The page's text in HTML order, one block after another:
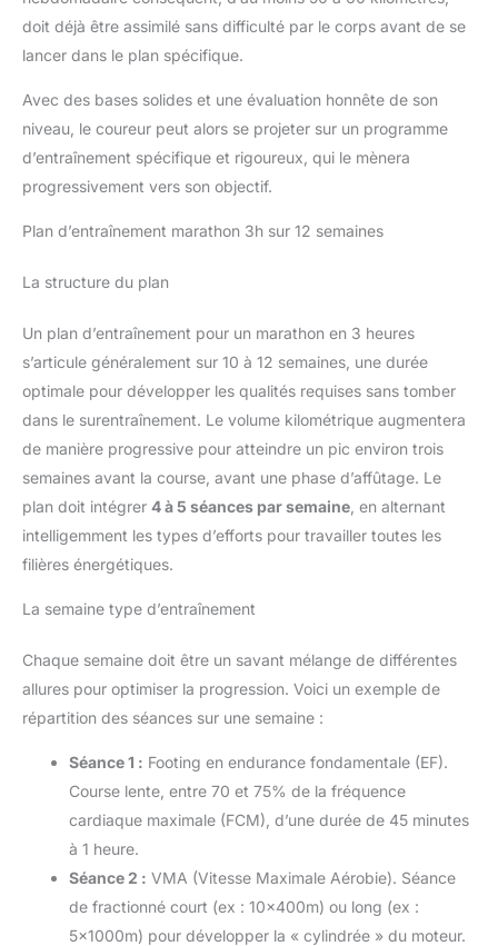
montre connectee permet un suivi de la fréquence cardiaque
tout au long de la journée et sous l'eau, pour des mesures plus
rapides et plus précises. Il suit les changements en temps réel
et envoie des notifications en cas de dépassement des valeurs
profond, sommeil léger et sommeil paradoxal) pour optimiser
sang (SpO2) pour un aperçu complet de votre condition
physique 【Autonomie Longue Durée】Cette montre connecté
est équipée d'une batterie intégrée de 300 mAh, rechargeable
en seulement 2 heures et offrant jusqu'à 7 jours d'autonomie.
Compatible avec tous les iPhone et Android des 8 dernières
fournissons également des manuels d'utilisation, des tutoriels
meilleure solution pour résoudre les problèmes. Nous sommes
doit déjà être assimilé sans difficulté par le corps avant de se
lancer dans le plan spécifique.
Avec des bases solides et une évaluation honnête de son
niveau, le coureur peut alors se projeter sur un programme
d’entraînement spécifique et rigoureux, qui le mènera
progressivement vers son objectif.
Plan d’entraînement marathon 3h sur 12 semaines
La structure du plan
Un plan d’entraînement pour un marathon en 3 heures
s’articule généralement sur 10 à 12 semaines, une durée
optimale pour développer les qualités requises sans tomber
dans le surentraînement. Le volume kilométrique augmentera
de manière progressive pour atteindre un pic environ trois
semaines avant la course, avant une phase d’affûtage. Le
plan doit intégrer 4 à 5 séances par semaine , en alternant
intelligemment les types d’efforts pour travailler toutes les
filières énergétiques.
La semaine type d’entraînement
Chaque semaine doit être un savant mélange de différentes
allures pour optimiser la progression. Voici un exemple de
répartition des séances sur une semaine :
Séance 1 : Footing en endurance fondamentale (EF).
Course lente, entre 70 et 75% de la fréquence
cardiaque maximale (FCM), d’une durée de 45 minutes
à 1 heure.
Séance 2 : VMA (Vitesse Maximale Aérobie). Séance
de fractionné court (ex : 10x400m) ou long (ex :
5x1000m) pour développer la « cylindrée » du moteur.